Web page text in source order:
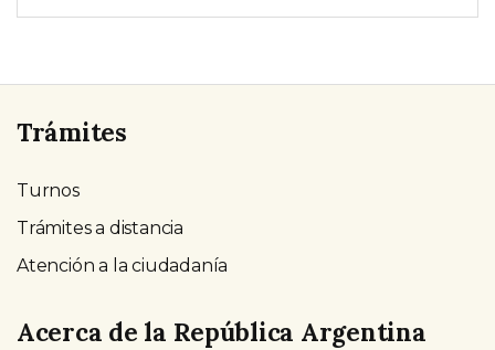
Trámites
Turnos
Trámites a distancia
Atención a la ciudadanía
Acerca de la República Argentina